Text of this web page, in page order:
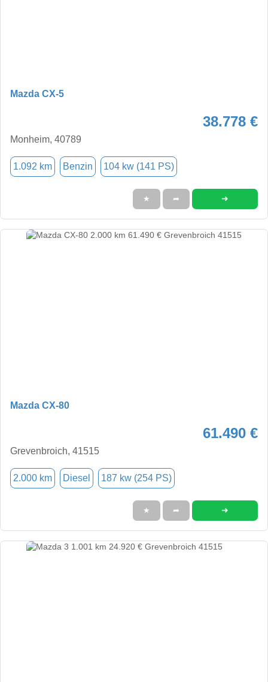
Mazda CX-5
38.778 €
Monheim, 40789
1.092 km Benzin 104 kw (141 PS)
★ ➦ ➜
Mazda CX-80
61.490 €
Grevenbroich, 41515
2.000 km Diesel 187 kw (254 PS)
★ ➦ ➜